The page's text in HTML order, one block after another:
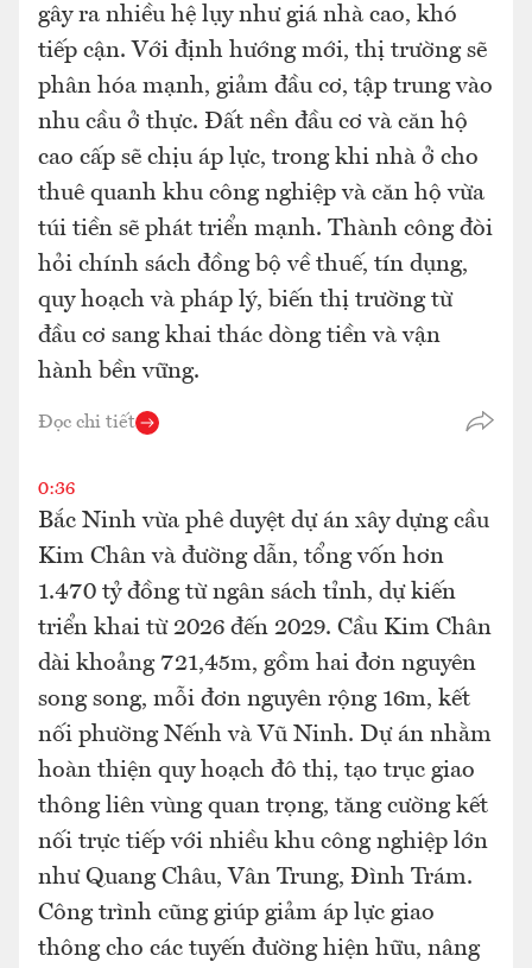
gây ra nhiều hệ lụy như giá nhà cao, khó
tiếp cận. Với định hướng mới, thị trường sẽ
phân hóa mạnh, giảm đầu cơ, tập trung vào
nhu cầu ở thực. Đất nền đầu cơ và căn hộ
cao cấp sẽ chịu áp lực, trong khi nhà ở cho
thuê quanh khu công nghiệp và căn hộ vừa
túi tiền sẽ phát triển mạnh. Thành công đòi
hỏi chính sách đồng bộ về thuế, tín dụng,
quy hoạch và pháp lý, biến thị trường từ
đầu cơ sang khai thác dòng tiền và vận
hành bền vững.
Đọc chi tiết
0:36
Bắc Ninh vừa phê duyệt dự án xây dựng cầu
Kim Chân và đường dẫn, tổng vốn hơn
1.470 tỷ đồng từ ngân sách tỉnh, dự kiến
triển khai từ 2026 đến 2029. Cầu Kim Chân
dài khoảng 721,45m, gồm hai đơn nguyên
song song, mỗi đơn nguyên rộng 16m, kết
nối phường Nếnh và Vũ Ninh. Dự án nhằm
hoàn thiện quy hoạch đô thị, tạo trục giao
thông liên vùng quan trọng, tăng cường kết
nối trực tiếp với nhiều khu công nghiệp lớn
như Quang Châu, Vân Trung, Đình Trám.
Công trình cũng giúp giảm áp lực giao
thông cho các tuyến đường hiện hữu, nâng